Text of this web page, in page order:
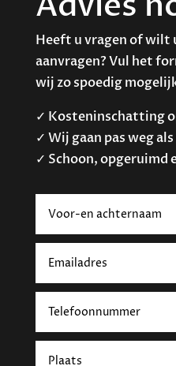
Heeft u vragen of wilt
aanvragen? Vul het
wij zo spoedig
✓ Kosteninschatting
✓ Wij gaan pas weg
✓ Schoon, opgeruimd